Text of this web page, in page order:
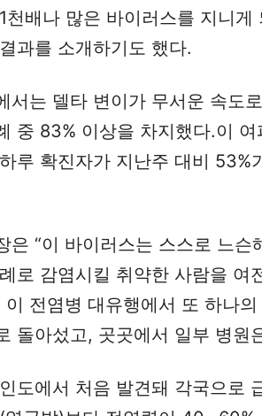
천배나 많은 바이러스를 지니
과를 소개하기도 했다.
서는 델타 변이가 무서운 속도
중 83% 이상을 차지했다.이
루 확진자가 지난주 대비
은 “이 바이러스는 스스로 느슨
로 감염시킬 취약한 사람을 여
이 전염병 대유행에서 또 하나
돌아섰고, 곳곳에서 일부 병원
도에서 처음 발견돼 각국으로